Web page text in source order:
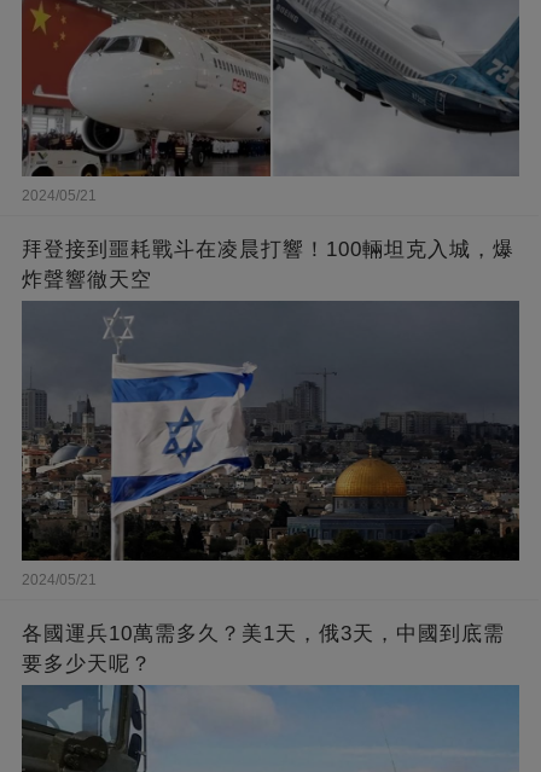
2024/05/21
拜登接到噩耗戰斗在凌晨打響！100輛坦克入城，爆
炸聲響徹天空
2024/05/21
各國運兵10萬需多久？美1天，俄3天，中國到底需
要多少天呢？